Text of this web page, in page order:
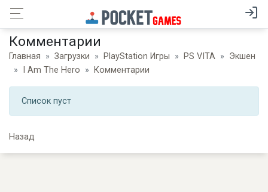
Комментарии
Главная Загрузки PlayStation Игры PS VITA
Экшен
I Am The Hero
Комментарии
Список пуст
Назад